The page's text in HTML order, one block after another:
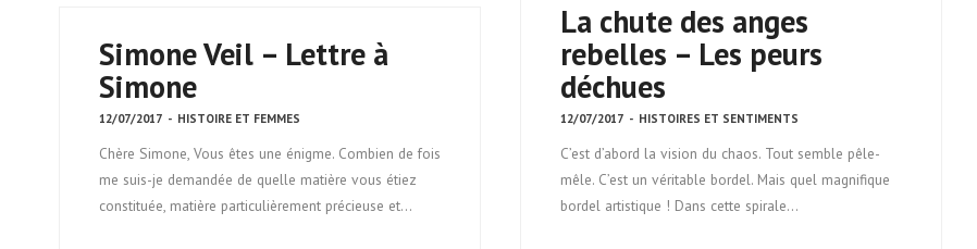
La chute des anges
rebelles – Les peurs
déchues
12/07/2017 - HISTOIRES ET SENTIMENTS
C’est d’abord la vision du chaos. Tout semble pêle-
mêle. C’est un véritable bordel. Mais quel magnifique
bordel artistique ! Dans cette spirale…
Simone Veil – Lettre à
Simone
12/07/2017 - HISTOIRE ET FEMMES
Chère Simone, Vous êtes une énigme. Combien de fois
me suis-je demandée de quelle matière vous étiez
constituée, matière particulièrement précieuse et…